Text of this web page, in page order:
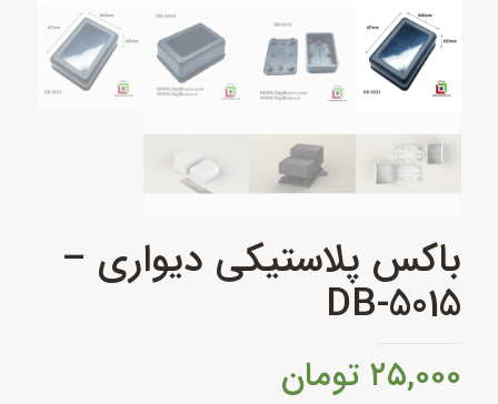
باکس پلاستیکی دیواری –
DB-5015
۲۵,۰۰۰ تومان